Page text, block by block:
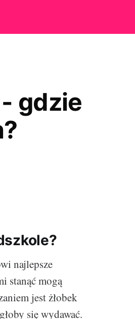
gdzie
najlepsze
stanąć mogą
jest żłobek
się wydawać.